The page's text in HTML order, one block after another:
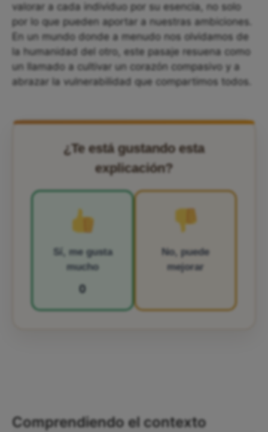
valorar a cada individuo por su esencia, no solo
por lo que pueden aportar a nuestras ambiciones.
En un mundo donde a menudo nos olvidamos de
la humanidad del otro, este pasaje resuena como
un llamado a cultivar un corazón compasivo y a
abrazar la vulnerabilidad que compartimos todos.
¿Te está gustando esta
explicación?
Sí, me gusta
mucho
0
No, puede
mejorar
Comprendiendo el contexto